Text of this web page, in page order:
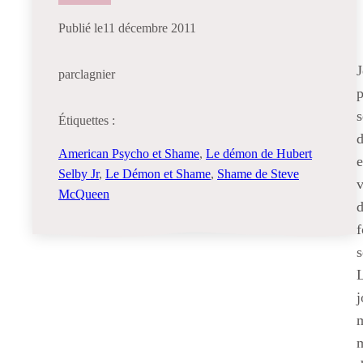
Publié le11 décembre 2011
parclagnier
Étiquettes :
American Psycho et Shame, Le démon de Hubert
Selby Jr, Le Démon et Shame, Shame de Steve
McQueen